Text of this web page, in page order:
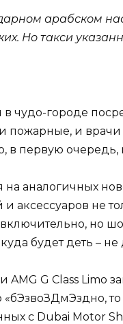
арабском
Но такси
чудо-городе
и пожарные, и
в первую
аналогичных
аксессуаров не
но
будет деть –
AMG G Class
с Dubai Motor